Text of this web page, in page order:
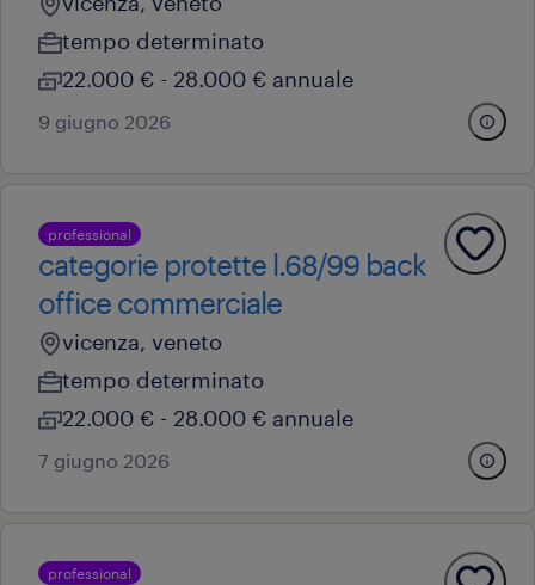
tempo determinato
22.000 € - 28.000 € annuale
9 giugno 2026
professional
categorie protette l.68/99 back
office commerciale
vicenza, veneto
tempo determinato
22.000 € - 28.000 € annuale
7 giugno 2026
professional